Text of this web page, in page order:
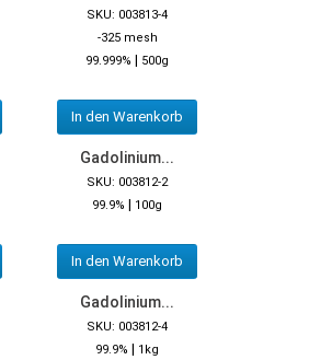
SKU: 003813-4
-325 mesh
99.999% | 500g
In den Warenkorb
Gadolinium...
SKU: 003812-2
99.9% | 100g
In den Warenkorb
Gadolinium...
SKU: 003812-4
99.9% | 1kg